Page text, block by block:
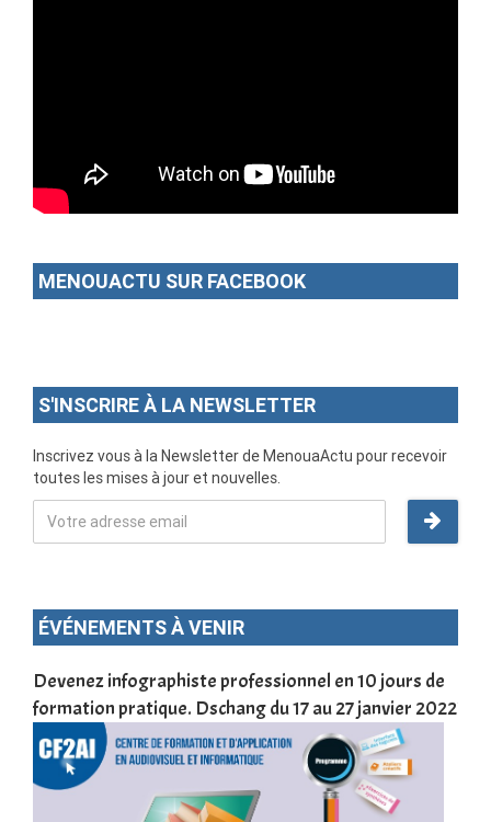
MENOUACTU SUR FACEBOOK
S'INSCRIRE À LA NEWSLETTER
Inscrivez vous à la Newsletter de MenouaActu pour recevoir
toutes les mises à jour et nouvelles.
ÉVÉNEMENTS À VENIR
Devenez infographiste professionnel en 10 jours de
formation pratique. Dschang du 17 au 27 janvier 2022